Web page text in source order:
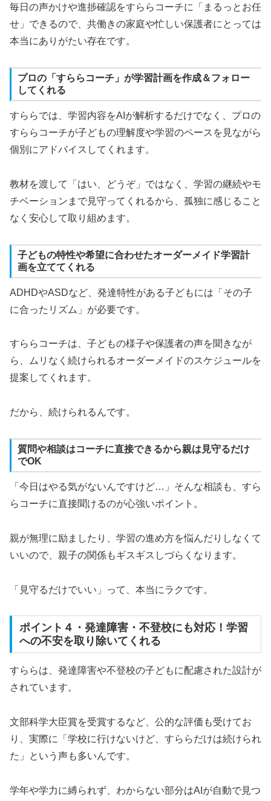
毎日の声かけや進捗確認をすららコーチに「まるっとお任
せ」できるので、共働きの家庭や忙しい保護者にとっては
本当にありがたい存在です。
プロの「すららコーチ」が学習計画を作成＆フォロー
してくれる
すららでは、学習内容をAIが解析するだけでなく、プロの
すららコーチが子どもの理解度や学習のペースを見ながら
個別にアドバイスしてくれます。
教材を渡して「はい、どうぞ」ではなく、学習の継続やモ
チベーションまで見守ってくれるから、孤独に感じること
なく安心して取り組めます。
子どもの特性や希望に合わせたオーダーメイド学習計
画を立ててくれる
ADHDやASDなど、発達特性がある子どもには「その子
に合ったリズム」が必要です。
すららコーチは、子どもの様子や保護者の声を聞きなが
ら、ムリなく続けられるオーダーメイドのスケジュールを
提案してくれます。
だから、続けられるんです。
質問や相談はコーチに直接できるから親は見守るだけ
でOK
「今日はやる気がないんですけど…」そんな相談も、すら
らコーチに直接聞けるのが心強いポイント。
親が無理に励ましたり、学習の進め方を悩んだりしなくて
いいので、親子の関係もギスギスしづらくなります。
「見守るだけでいい」って、本当にラクです。
ポイント４・発達障害・不登校にも対応！学習
への不安を取り除いてくれる
すららは、発達障害や不登校の子どもに配慮された設計が
されています。
文部科学大臣賞を受賞するなど、公的な評価も受けてお
り、実際に「学校に行けないけど、すららだけは続けられ
た」という声も多いんです。
学年や学力に縛られず、わからない部分はAIが自動で見つ